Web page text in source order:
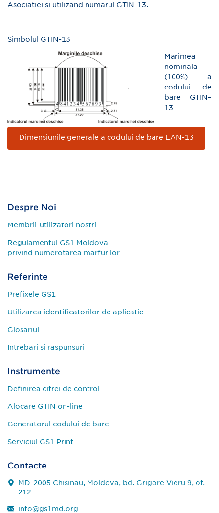
Asociatiei si utilizand numarul GTIN-13.
Simbolul GTIN-13
Marimea
nominala
(100%) a
codului de
bare GTIN–
13
Dimensiunile generale a codului de bare EAN-13
Despre Noi
Membrii-utilizatori nostri
Regulamentul GS1 Moldova
privind numerotarea marfurilor
Referinte
Prefixele GS1
Utilizarea identificatorilor de aplicatie
Glosariul
Intrebari si raspunsuri
Instrumente
Definirea cifrei de control
Alocare GTIN on-line
Generatorul codului de bare
Serviciul GS1 Print
Contacte
MD-2005 Chisinau, Moldova, bd. Grigore Vieru 9, of.
212
info@gs1md.org